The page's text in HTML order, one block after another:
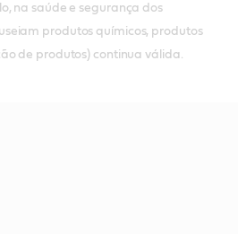
na saúde e segurança dos
produtos químicos, produtos
de produtos) continua válida.